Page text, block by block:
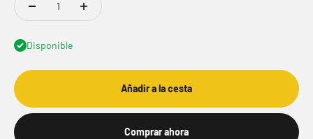
Disponible
Añadir a la cesta
Comprar ahora